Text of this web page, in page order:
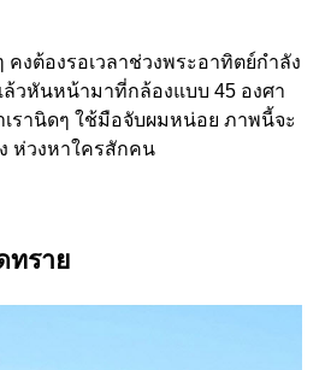
งต้องรอเวลาช่วงพระอาทิตย์กำลัง
วหันหน้ามาที่กล้องแบบ 45 องศา
รานิดๆ ใช้มือจับผมหน่อย ภาพนี้จะ
ห่วงหาใครสักคน
ราย